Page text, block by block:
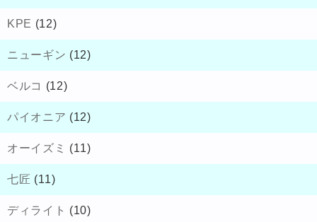
KPE (12)
ニューギン (12)
ベルコ (12)
パイオニア (12)
オーイズミ (11)
七匠 (11)
ディライト (10)